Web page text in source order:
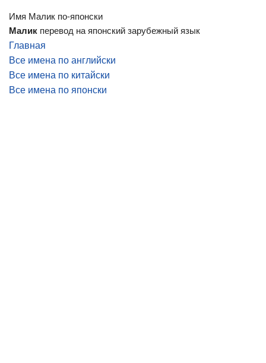
Имя Малик по-японски
Малик перевод на японский зарубежный язык
Главная
Все имена по английски
Все имена по китайски
Все имена по японски